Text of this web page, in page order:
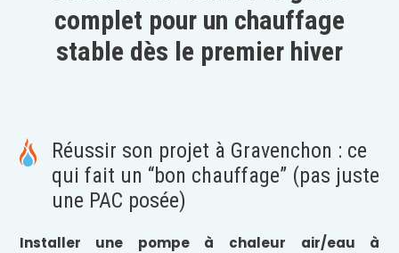
complet pour un chauffage
stable dès le premier hiver
Réussir son projet à Gravenchon : ce
qui fait un “bon chauffage” (pas juste
une PAC posée)
Installer une pompe à chaleur air/eau à